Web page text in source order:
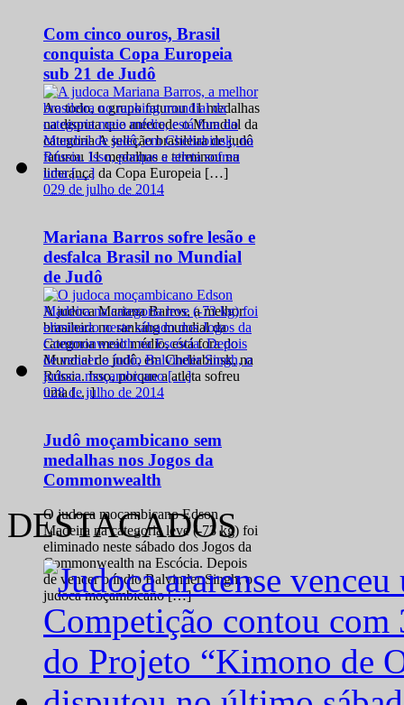
Com cinco ouros, Brasil
conquista Copa Europeia
sub 21 de Judô
Ao todo, o grupo faturou 11 medalhas
na disputa que antecede o Mundial da
categoria A seleção brasileira de judô
faturou 11 medalhas e terminou na
liderança da Copa Europeia […]
029 de julho de 2014
Mariana Barros sofre lesão e
desfalca Brasil no Mundial
de Judô
A judoca Mariana Barros, a melhor
brasileira no ranking mundial da
categoria meio médio, está fora do
Mundial de judô, em Cheliabinsk, na
Rússia. Isso, porque a atleta sofreu
uma […]
028 de julho de 2014
Judô moçambicano sem
medalhas nos Jogos da
Commonwealth
O judoca moçambicano Edson
Madeira na categoria leve (-73 kg) foi
eliminado neste sábado dos Jogos da
Commonwealth na Escócia. Depois
de vencer o índio Balvinder Singh, o
judoca moçambicano […]
DESTACADOS